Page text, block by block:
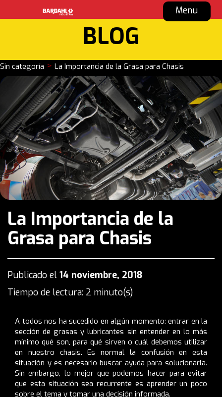
Menu
BLOG
Sin categoría > La Importancia de la Grasa para Chasis
La Importancia de la
Grasa para Chasis
Publicado el 14 noviembre, 2018
Tiempo de lectura: 2 minuto(s)
A todos nos ha sucedido en algún momento: entrar en la
sección de grasas y lubricantes sin entender en lo más
mínimo qué son, para qué sirven o cuál debemos utilizar
en nuestro chasis. Es normal la confusión en esta
situación y es necesario buscar ayuda para solucionarla.
Sin embargo, lo mejor que podemos hacer para evitar
que esta situación sea recurrente es aprender un poco
sobre el tema y tomar una decisión informada.